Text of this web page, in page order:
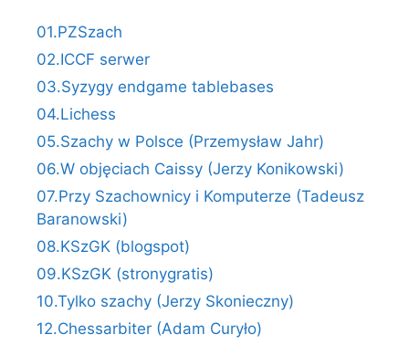
01.PZSzach
02.ICCF serwer
03.Syzygy endgame tablebases
04.Lichess
05.Szachy w Polsce (Przemysław Jahr)
06.W objęciach Caissy (Jerzy Konikowski)
07.Przy Szachownicy i Komputerze (Tadeusz
Baranowski)
08.KSzGK (blogspot)
09.KSzGK (stronygratis)
10.Tylko szachy (Jerzy Skonieczny)
12.Chessarbiter (Adam Curyło)